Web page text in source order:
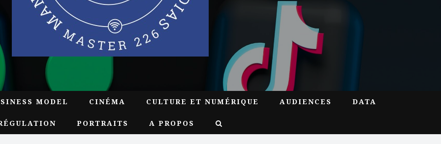
MODEL CINÉMA CULTURE ET NUMÉRIQUE AUDIENCES DATA
PORTRAITS A PROPOS